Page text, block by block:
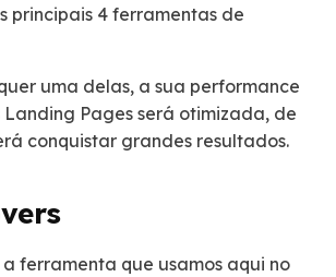
principais 4 ferramentas de
uma delas, a sua performance
Pages será otimizada, de
conquistar grandes resultados.
ferramenta que usamos aqui no